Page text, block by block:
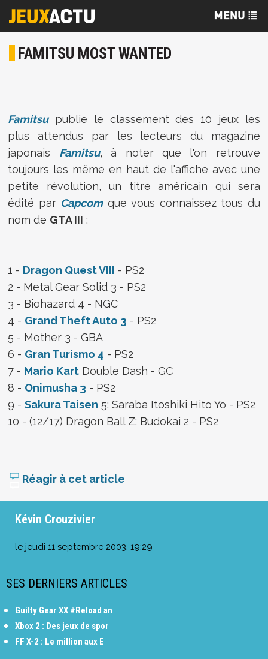
FAMITSU MOST WANTED
Famitsupublie le classement des 10 jeux les
plus attendus par les lecteurs du magazine
japonais Famitsu, à noter que l'on retrouve
toujours les même en haut de l'affiche avec une
petite révolution, un titre américain qui sera
édité par Capcomque vous connaissez tous du
nom de GTA III :
1 - Dragon Quest VIII - PS2
2 - Metal Gear Solid 3 - PS2
3 - Biohazard 4 - NGC
4 - Grand Theft Auto 3 - PS2
5 - Mother 3 - GBA
6 - Gran Turismo 4 - PS2
7 - Mario Kart Double Dash - GC
8 - Onimusha 3 - PS2
9 -Sakura Taisen 5: Saraba Itoshiki Hito Yo - PS2
10 - (12/17) Dragon Ball Z: Budokai 2 - PS2
Réagir à cet article
Kévin Crouzivier
le jeudi 11 septembre 2003, 19:29
SES DERNIERS ARTICLES
Guilty Gear XX #Reload an
Xbox 2 : Des jeux de spor
FF X-2 : Le million aux E